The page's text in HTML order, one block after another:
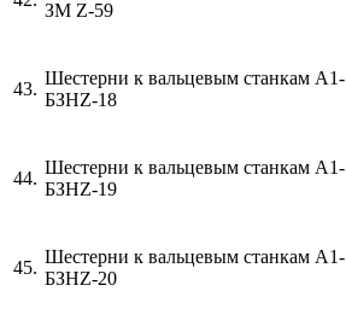
ЗМ Z-59
43.
Шестерни к вальцевым станкам А1-
БЗНZ-18
44.
Шестерни к вальцевым станкам А1-
БЗНZ-19
45.
Шестерни к вальцевым станкам А1-
БЗНZ-20